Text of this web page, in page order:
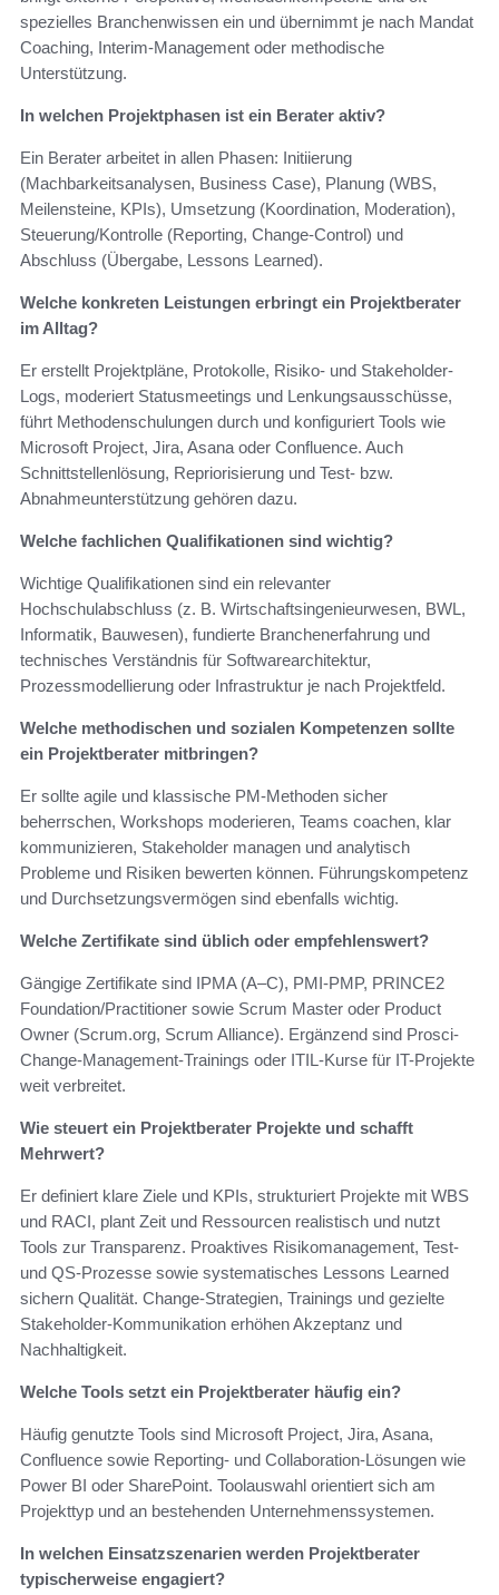
spezielles Branchenwissen ein und übernimmt je nach Mandat
Coaching, Interim-Management oder methodische
Unterstützung.
In welchen Projektphasen ist ein Berater aktiv?
Ein Berater arbeitet in allen Phasen: Initiierung
(Machbarkeitsanalysen, Business Case), Planung (WBS,
Meilensteine, KPIs), Umsetzung (Koordination, Moderation),
Steuerung/Kontrolle (Reporting, Change-Control) und
Abschluss (Übergabe, Lessons Learned).
Welche konkreten Leistungen erbringt ein Projektberater
im Alltag?
Er erstellt Projektpläne, Protokolle, Risiko- und Stakeholder-
Logs, moderiert Statusmeetings und Lenkungsausschüsse,
führt Methodenschulungen durch und konfiguriert Tools wie
Microsoft Project, Jira, Asana oder Confluence. Auch
Schnittstellenlösung, Repriorisierung und Test- bzw.
Abnahmeunterstützung gehören dazu.
Welche fachlichen Qualifikationen sind wichtig?
Wichtige Qualifikationen sind ein relevanter
Hochschulabschluss (z. B. Wirtschaftsingenieurwesen, BWL,
Informatik, Bauwesen), fundierte Branchenerfahrung und
technisches Verständnis für Softwarearchitektur,
Prozessmodellierung oder Infrastruktur je nach Projektfeld.
Welche methodischen und sozialen Kompetenzen sollte
ein Projektberater mitbringen?
Er sollte agile und klassische PM-Methoden sicher
beherrschen, Workshops moderieren, Teams coachen, klar
kommunizieren, Stakeholder managen und analytisch
Probleme und Risiken bewerten können. Führungskompetenz
und Durchsetzungsvermögen sind ebenfalls wichtig.
Welche Zertifikate sind üblich oder empfehlenswert?
Gängige Zertifikate sind IPMA (A–C), PMI-PMP, PRINCE2
Foundation/Practitioner sowie Scrum Master oder Product
Owner (Scrum.org, Scrum Alliance). Ergänzend sind Prosci-
Change-Management-Trainings oder ITIL-Kurse für IT-Projekte
weit verbreitet.
Wie steuert ein Projektberater Projekte und schafft
Mehrwert?
Er definiert klare Ziele und KPIs, strukturiert Projekte mit WBS
und RACI, plant Zeit und Ressourcen realistisch und nutzt
Tools zur Transparenz. Proaktives Risikomanagement, Test-
und QS-Prozesse sowie systematisches Lessons Learned
sichern Qualität. Change-Strategien, Trainings und gezielte
Stakeholder-Kommunikation erhöhen Akzeptanz und
Nachhaltigkeit.
Welche Tools setzt ein Projektberater häufig ein?
Häufig genutzte Tools sind Microsoft Project, Jira, Asana,
Confluence sowie Reporting- und Collaboration-Lösungen wie
Power BI oder SharePoint. Toolauswahl orientiert sich am
Projekttyp und an bestehenden Unternehmenssystemen.
In welchen Einsatzszenarien werden Projektberater
typischerweise engagiert?